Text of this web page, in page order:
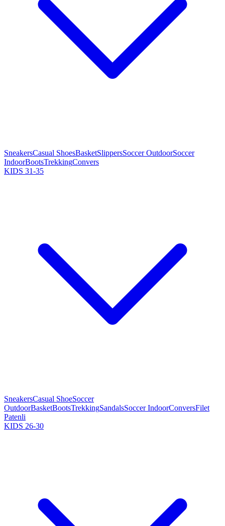
SneakersCasual ShoesBasketSlippersSoccer OutdoorSoccer
IndoorBootsTrekkingConvers
KIDS 31-35
SneakersCasual ShoeSoccer
OutdoorBasketBootsTrekkingSandalsSoccer IndoorConversFilet
Patenli
KIDS 26-30